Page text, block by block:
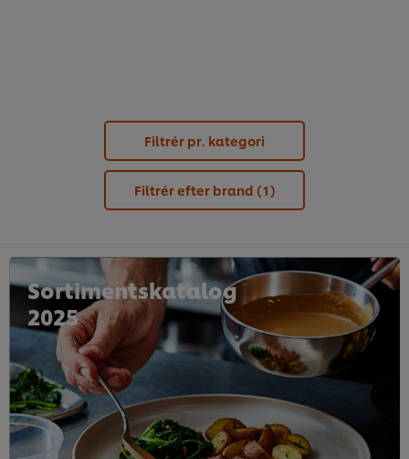
Filtrér pr. kategori
Filtrér efter brand (1)
Sortimentskatalog
2025